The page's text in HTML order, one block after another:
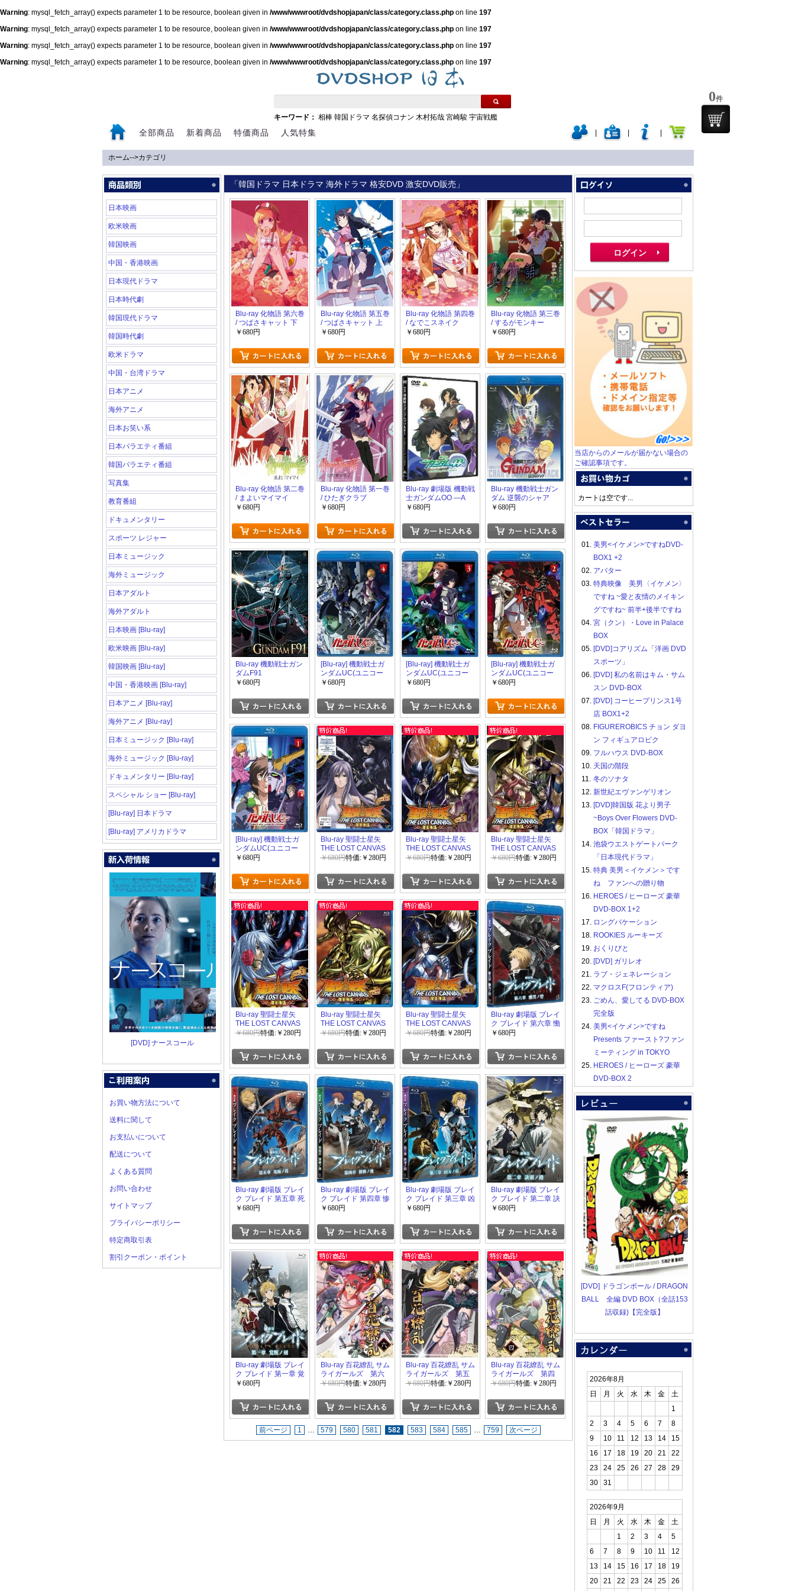
Warning: mysql_fetch_array() expects parameter 1 to be resource, boolean given in /www/wwwroot/dvdshopjapan/class/category.class.php on line 197
Warning: mysql_fetch_array() expects parameter 1 to be resource, boolean given in /www/wwwroot/dvdshopjapan/class/category.class.php on line 197
Warning: mysql_fetch_array() expects parameter 1 to be resource, boolean given in /www/wwwroot/dvdshopjapan/class/category.class.php on line 197
Warning: mysql_fetch_array() expects parameter 1 to be resource, boolean given in /www/wwwroot/dvdshopjapan/class/category.class.php on line 197
キーワード： 相棒 韓国ドラマ 名探偵コナン 木村拓哉 宮崎駿 宇宙戦艦
全部商品 新着商品 特価商品 人気特集
ホーム-->カテゴリ
日本映画
欧米映画
韓国映画
中国・香港映画
日本現代ドラマ
日本時代劇
韓国現代ドラマ
韓国時代劇
欧米ドラマ
中国・台湾ドラマ
日本アニメ
海外アニメ
日本お笑い系
日本バラエティ番組
韓国バラエティ番組
写真集
教育番組
ドキュメンタリー
スポーツ レジャー
日本ミュージック
海外ミュージック
日本アダルト
海外アダルト
日本映画 [Blu-ray]
欧米映画 [Blu-ray]
韓国映画 [Blu-ray]
中国・香港映画 [Blu-ray]
日本アニメ [Blu-ray]
海外アニメ [Blu-ray]
日本ミュージック [Blu-ray]
海外ミュージック [Blu-ray]
ドキュメンタリー [Blu-ray]
スペシャル ショー [Blu-ray]
[Blu-ray] 日本ドラマ
[Blu-ray] アメリカドラマ
[DVD] ナースコール
お買い物方法について
送料に関して
お支払いについて
配送について
よくある質問
お問い合わせ
サイトマップ
プライバシーポリシー
特定商取引表
割引クーポン・ポイント
「韓国ドラマ 日本ドラマ 海外ドラマ 格安DVD 激安DVD販売」
Blu-ray 化物語 第六巻
/ つばさキャット 下
￥680円
Blu-ray 化物語 第五巻
/ つばさキャット 上
￥680円
Blu-ray 化物語 第四巻
/ なでこスネイク
￥680円
Blu-ray 化物語 第三巻
/ するがモンキー
￥680円
Blu-ray 化物語 第二巻
/ まよいマイマイ
￥680円
Blu-ray 化物語 第一巻
/ ひたぎクラブ
￥680円
Blu-ray 劇場版 機動戦
士ガンダムOO ―A
wakening of the
￥680円
Blu-ray 機動戦士ガン
ダム 逆襲のシャア
￥680円
Blu-ray 機動戦士ガン
ダムF91
￥680円
[Blu-ray] 機動戦士ガ
ンダムUC(ユニコー
ン) 4
￥680円
[Blu-ray] 機動戦士ガ
ンダムUC(ユニコー
ン) 3
￥680円
[Blu-ray] 機動戦士ガ
ンダムUC(ユニコー
ン) 2
￥680円
[Blu-ray] 機動戦士ガ
ンダムUC(ユニコー
ン) 1
￥680円
Blu-ray 聖闘士星矢
THE LOST CANVAS
冥王神話 VOL.6
￥680円特価:￥280円
Blu-ray 聖闘士星矢
THE LOST CANVAS
冥王神話 VOL.5
￥680円特価:￥280円
Blu-ray 聖闘士星矢
THE LOST CANVAS
冥王神話 VOL.4
￥680円特価:￥280円
Blu-ray 聖闘士星矢
THE LOST CANVAS
冥王神話 VOL.3
￥680円特価:￥280円
Blu-ray 聖闘士星矢
THE LOST CANVAS
冥王神話 VOL.2
￥680円特価:￥280円
Blu-ray 聖闘士星矢
THE LOST CANVAS
冥王神話 VOL.1
￥680円特価:￥280円
Blu-ray 劇場版 ブレイ
ク ブレイド 第六章 慟
哭ノ砦
￥680円
Blu-ray 劇場版 ブレイ
ク ブレイド 第五章 死
線ノ涯
￥680円
Blu-ray 劇場版 ブレイ
ク ブレイド 第四章 惨
禍ノ地
￥680円
Blu-ray 劇場版 ブレイ
ク ブレイド 第三章 凶
刃ノ痕
￥680円
Blu-ray 劇場版 ブレイ
ク ブレイド 第二章 訣
別ノ路
￥680円
Blu-ray 劇場版 ブレイ
ク ブレイド 第一章 覚
醒ノ刻
￥680円
Blu-ray 百花繚乱 サム
ライガールズ 第六
巻
￥680円特価:￥280円
Blu-ray 百花繚乱 サム
ライガールズ 第五
巻
￥680円特価:￥280円
Blu-ray 百花繚乱 サム
ライガールズ 第四
巻
￥680円特価:￥280円
前ページ 1 … 579 580 581 582 583 584 585 … 759 次ページ
当店からのメールが届かない場合の
ご確認事項です。
カートは空です...
01. 美男<イケメン>ですねDVD-
BOX1 +2
02. アバター
03. 特典映像 美男〈イケメン〉
ですね ~愛と友情のメイキン
グですね~ 前半+後半ですね
04. 宮（クン）・Love in Palace
BOX
05. [DVD]コアリズム「洋画 DVD
スポーツ」
06. [DVD] 私の名前はキム・サム
スン DVD-BOX
07. [DVD] コーヒープリンス1号
店 BOX1+2
08. FIGUREROBICS チョン ダヨ
ン フィギュアロビク
09. フルハウス DVD-BOX
10. 天国の階段
11. 冬のソナタ
12. 新世紀エヴァンゲリオン
13. [DVD]韓国版 花より男子
~Boys Over Flowers DVD-
BOX「韓国ドラマ」
14. 池袋ウエストゲートパーク
「日本現代ドラマ」
15. 特典 美男＜イケメン＞です
ね ファンへの贈り物
16. HEROES / ヒーローズ 豪華
DVD-BOX 1+2
17. ロングバケーション
18. ROOKIES ルーキーズ
19. おくりびと
20. [DVD] ガリレオ
21. ラブ・ジェネレーション
22. マクロスF(フロンティア)
23. ごめん、愛してる DVD-BOX
完全版
24. 美男<イケメン>ですね
Presents ファースト?ファン
ミーティング in TOKYO
25. HEROES / ヒーローズ 豪華
DVD-BOX 2
[DVD] ドラゴンボール / DRAGON
BALL 全編 DVD BOX（全話153
話収録)【完全版】
2026年8月
日
月 火 水 木 金
土
1
2
3 4 5 6 7
8
9
10 11 12 13 14
15
16
17 18 19 20 21
22
23
24 25 26 27 28
29
30
31
2026年9月
日
月 火 水 木 金
土
1
2 3 4
5
6
7 8 9 10 11
12
13
14 15 16 17 18
19
20
21 22 23 24 25 26
0件